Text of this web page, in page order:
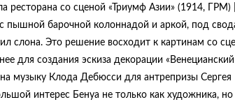
ресторана со сценой «Триумф Азии» (1914, ГРМ)
пышной барочной колоннадой и аркой, под
слона. Это решение восходит к картинам со
для создания эскиза декорации «Венецианский
музыку Клода Дебюсси для антрепризы Сергея
интерес Бенуа не только как художника, но